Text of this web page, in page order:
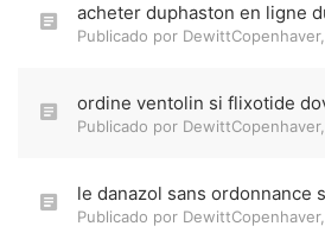
acheter duphaston en ligne
Publicado por DewittCopenhaver,
ordine ventolin si flixotide
Publicado por DewittCopenhaver,
le danazol sans ordonnance
Publicado por DewittCopenhaver,